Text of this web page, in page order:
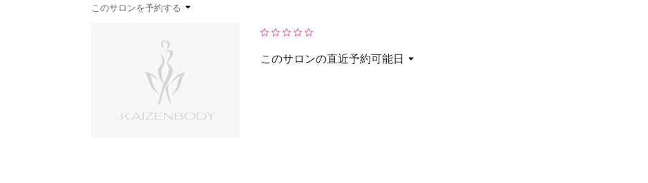
このサロンを予約する
このサロンの直近予約可能日